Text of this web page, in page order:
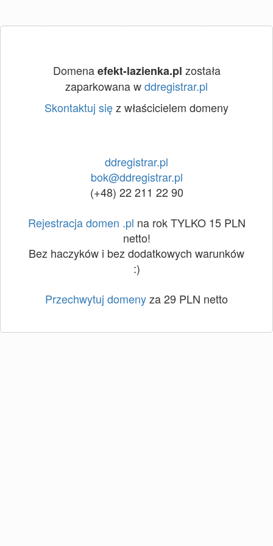
Domenaefekt-lazienka.pl została
zaparkowana wddregistrar.pl
Skontaktuj sięz właścicielem domeny
ddregistrar.pl
bok@ddregistrar.pl
(+48) 22 211 22 90
Rejestracja domen .pl na rok TYLKO 15 PLN
netto!
Bez haczyków i bez dodatkowych warunków
:)
Przechwytuj domenyza 29 PLN netto